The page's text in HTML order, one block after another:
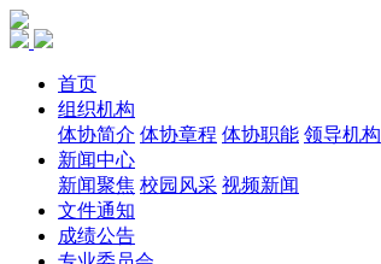
首页
组织机构
体协简介 体协章程 体协职能 领导机构
新闻中心
新闻聚焦 校园风采 视频新闻
文件通知
成绩公告